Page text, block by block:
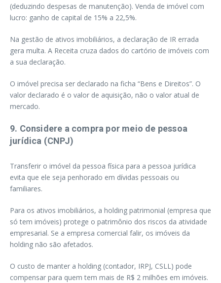
(deduzindo despesas de manutenção). Venda de imóvel com
lucro: ganho de capital de 15% a 22,5%.
Na gestão de ativos imobiliários, a declaração de IR errada
gera multa. A Receita cruza dados do cartório de imóveis com
a sua declaração.
O imóvel precisa ser declarado na ficha “Bens e Direitos”. O
valor declarado é o valor de aquisição, não o valor atual de
mercado.
9. Considere a compra por meio de pessoa
jurídica (CNPJ)
Transferir o imóvel da pessoa física para a pessoa jurídica
evita que ele seja penhorado em dívidas pessoais ou
familiares.
Para os ativos imobiliários, a holding patrimonial (empresa que
só tem imóveis) protege o patrimônio dos riscos da atividade
empresarial. Se a empresa comercial falir, os imóveis da
holding não são afetados.
O custo de manter a holding (contador, IRPJ, CSLL) pode
compensar para quem tem mais de R$ 2 milhões em imóveis.